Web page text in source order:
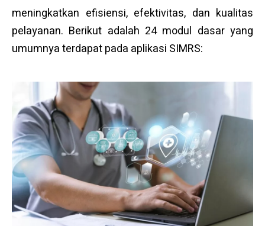
meningkatkan efisiensi, efektivitas, dan kualitas
pelayanan. Berikut adalah 24 modul dasar yang
umumnya terdapat pada aplikasi SIMRS: